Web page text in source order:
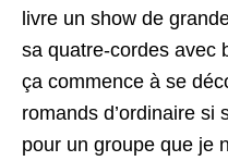
livre un show de
sa quatre-cordes avec
ça commence à se
romands d’ordinaire si
pour un groupe que je